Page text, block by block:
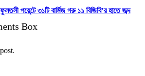
পয়েন্টে ৩১টি বার্মিজ গরু ১১ বিজিবি’র হাতে জব্দ
Box